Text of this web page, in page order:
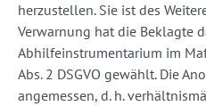
herzustellen. Sie ist des
Verwarnung hat die Beklagte
Abhilfeinstrumentarium im
Abs. 2 DSGVO gewählt. Die
angemessen, d. h.